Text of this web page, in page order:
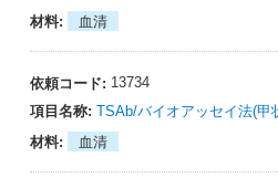
血清
13734
TSAb/バイオアッセイ法(甲
血清